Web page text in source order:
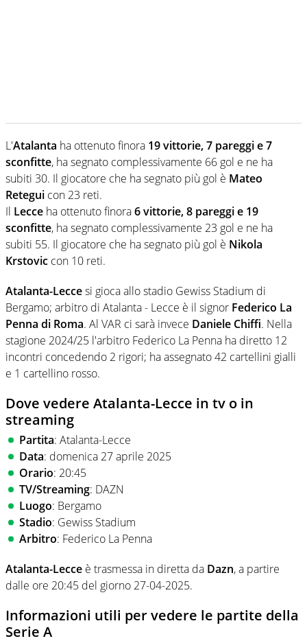
L'Atalanta ha ottenuto finora 19 vittorie, 7 pareggi e 7
sconfitte, ha segnato complessivamente 66 gol e ne ha
subiti 30. Il giocatore che ha segnato più gol è Mateo
Retegui con 23 reti.
Il Lecce ha ottenuto finora6 vittorie, 8 pareggi e 19
sconfitte, ha segnato complessivamente 23 gol e ne ha
subiti 55. Il giocatore che ha segnato più gol è Nikola
Krstovic con 10 reti.
Atalanta-Leccesi gioca allo stadio Gewiss Stadium di
Bergamo; arbitro di Atalanta - Lecce è il signor Federico La
Penna di Roma. Al VAR ci sarà invece Daniele Chiffi. Nella
stagione 2024/25 l'arbitro Federico La Penna ha diretto 12
incontri concedendo 2 rigori; ha assegnato 42 cartellini gialli
e 1 cartellino rosso.
Dove vedere Atalanta-Lecce in tv o in
streaming
Partita: Atalanta-Lecce
Data: domenica 27 aprile 2025
Orario: 20:45
TV/Streaming: DAZN
Luogo: Bergamo
Stadio: Gewiss Stadium
Arbitro: Federico La Penna
Atalanta-Lecce è trasmessa in diretta da Dazn, a partire
dalle ore 20:45 del giorno 27-04-2025.
Informazioni utili per vedere le partite della
Serie A